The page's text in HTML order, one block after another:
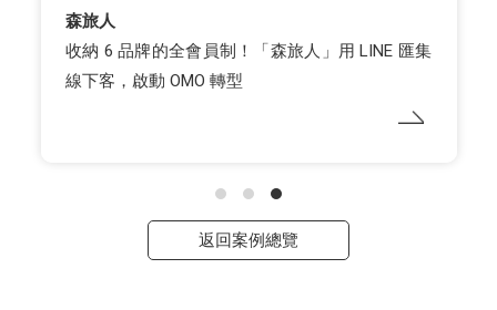
森旅人
收納 6 品牌的全會員制！「森旅人」用 LINE 匯集
線下客，啟動 OMO 轉型
返回案例總覽